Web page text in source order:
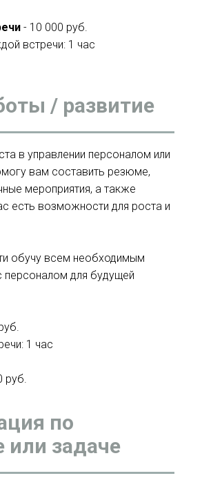
- 10 000 руб.
встречи: 1 час
/ развитие
в управлении персоналом или
вам составить резюме,
мероприятия, а также
есть возможности для роста и
обучу всем необходимым
для будущей
1 час
руб.
по
или задаче